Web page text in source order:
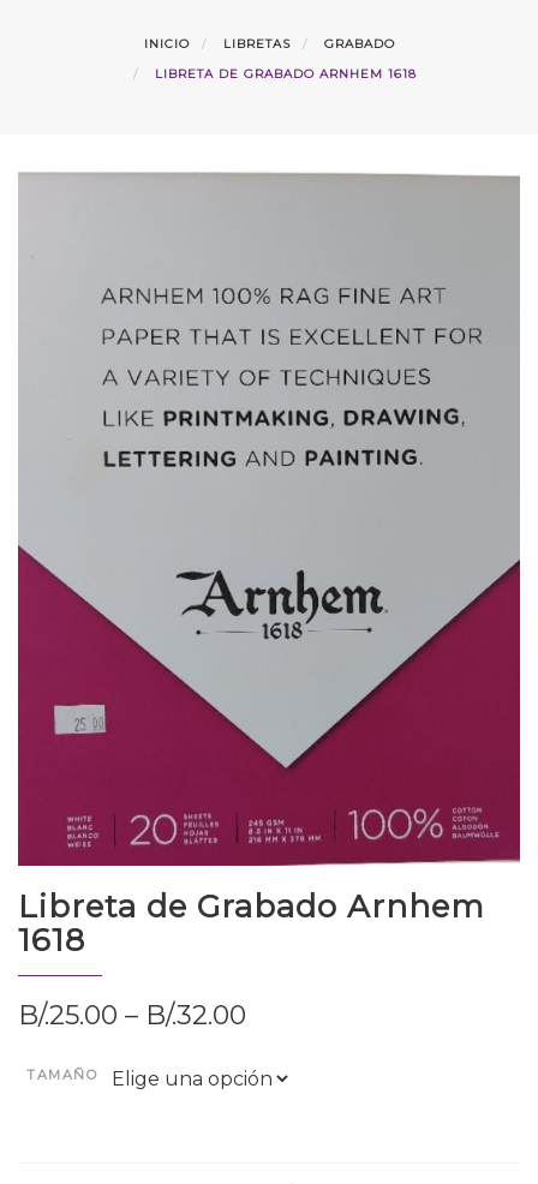
INICIO LIBRETAS
GRABADO
LIBRETA DE GRABADO ARNHEM 1618
Libreta de Grabado Arnhem
1618
B/.25.00 – B/.32.00
TAMAÑO